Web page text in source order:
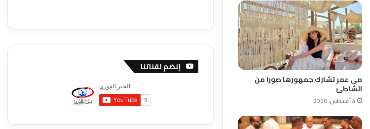
مى عمر تشارك جمهورها صورا من
الشاطئ
4 أغسطس، 2026
إنضم لقناتنا